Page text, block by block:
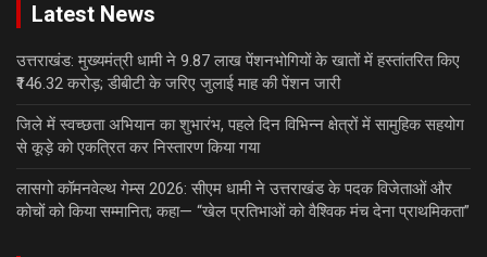
Latest News
उत्तराखंड: मुख्यमंत्री धामी ने 9.87 लाख पेंशनभोगियों के खातों में हस्तांतरित किए
₹146.32 करोड़; डीबीटी के जरिए जुलाई माह की पेंशन जारी
जिले में स्वच्छता अभियान का शुभारंभ, पहले दिन विभिन्न क्षेत्रों में सामुहिक सहयोग
से कूड़े को एकत्रित कर निस्तारण किया गया
लासगो कॉमनवेल्थ गेम्स 2026: सीएम धामी ने उत्तराखंड के पदक विजेताओं और
कोचों को किया सम्मानित; कहा— “खेल प्रतिभाओं को वैश्विक मंच देना प्राथमिकता”